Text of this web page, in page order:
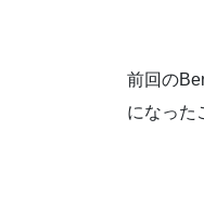
前回の
になった